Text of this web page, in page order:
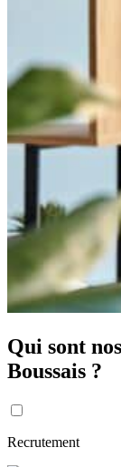
Qui sont
Boussais ?
Recrutement